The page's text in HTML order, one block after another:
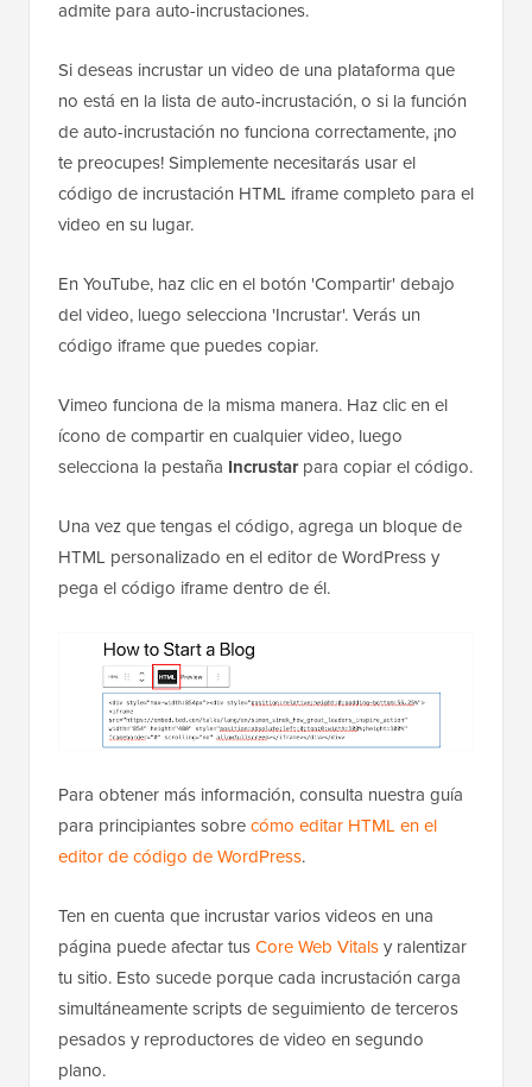
admite para auto-incrustaciones.
Si deseas incrustar un video de una plataforma que
no está en la lista de auto-incrustación, o si la función
de auto-incrustación no funciona correctamente, ¡no
te preocupes! Simplemente necesitarás usar el
código de incrustación HTML iframe completo para el
video en su lugar.
En YouTube, haz clic en el botón 'Compartir' debajo
del video, luego selecciona 'Incrustar'. Verás un
código iframe que puedes copiar.
Vimeo funciona de la misma manera. Haz clic en el
ícono de compartir en cualquier video, luego
selecciona la pestaña Incrustarpara copiar el código.
Una vez que tengas el código, agrega un bloque de
HTML personalizado en el editor de WordPress y
pega el código iframe dentro de él.
Para obtener más información, consulta nuestra guía
para principiantes sobrecómo editar HTML en el
editor de código de WordPress.
Ten en cuenta que incrustar varios videos en una
página puede afectar tusCore Web Vitalsy ralentizar
tu sitio. Esto sucede porque cada incrustación carga
simultáneamente scripts de seguimiento de terceros
pesados y reproductores de video en segundo
plano.